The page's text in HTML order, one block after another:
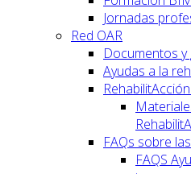
Jornadas
Red OAR
Documentos y
Ayudas a la
FAQs sobre
FAQS